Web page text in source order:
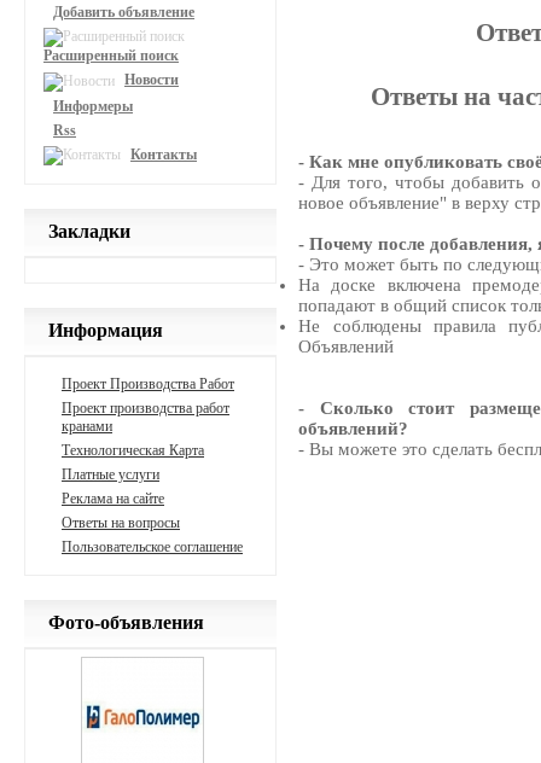
Ответы на
- Как мне опубликовать
- Для того, чтобы добавить
новое объявление" в верху
- Почему после добавления,
- Это может быть по
На доске включена
попадают в общий список
Не соблюдены правила
Объявлений
- Сколько стоит
объявлений?
- Вы можете это сделать
Добавить объявление
Расширенный поиск
Новости
Информеры
Rss
Контакты
Закладки
Информация
Проект Производства Работ
Проект производства работ
кранами
Технологическая Карта
Платные услуги
Реклама на сайте
Ответы на вопросы
Пользовательское соглашение
Фото-объявления